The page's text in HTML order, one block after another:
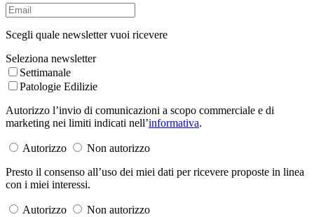
Scegli quale newsletter vuoi ricevere
Seleziona newsletter
Settimanale
Patologie Edilizie
Autorizzo l’invio di comunicazioni a scopo commerciale e di
marketing nei limiti indicati nell’informativa.
Autorizzo
Non autorizzo
Presto il consenso all’uso dei miei dati per ricevere proposte in linea
con i miei interessi.
Autorizzo
Non autorizzo